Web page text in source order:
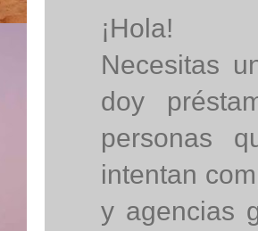
¡Hola!
Necesitas
doy
personas
intentan
y agencias